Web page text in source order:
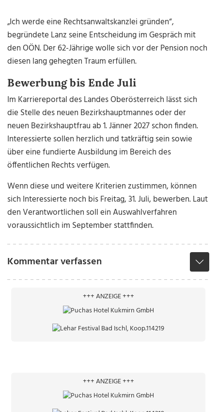
„Ich werde eine Rechtsanwaltskanzlei gründen“,
begründete Lanz seine Entscheidung im Gespräch mit
den OÖN. Der 62-Jährige wolle sich vor der Pension noch
diesen lang gehegten Traum erfüllen.
Bewerbung bis Ende Juli
Im Karriereportal des Landes Oberösterreich lässt sich
die Stelle des neuen Bezirkshauptmannes oder der
neuen Bezirkshauptfrau ab 1. Jänner 2027 schon finden.
Interessierte sollen herzlich und tatkräftig sein sowie
über eine fundierte Ausbildung im Bereich des
öffentlichen Rechts verfügen.
Wenn diese und weitere Kriterien zustimmen, können
sich Interessierte noch bis Freitag, 31. Juli, bewerben. Laut
den Verantwortlichen soll ein Auswahlverfahren
voraussichtlich im September stattfinden.
Kommentar verfassen
+++ ANZEIGE +++
+++ ANZEIGE +++